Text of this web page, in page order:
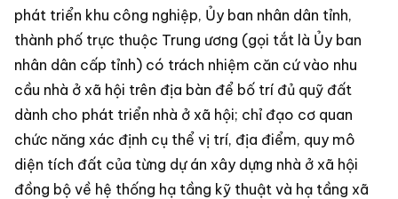
phát triển khu công nghiệp, Ủy ban nhân dân tỉnh,
thành phố trực thuộc Trung ương (gọi tắt là Ủy ban
nhân dân cấp tỉnh) có trách nhiệm căn cứ vào nhu
cầu nhà ở xã hội trên địa bàn để bố trí đủ quỹ đất
dành cho phát triển nhà ở xã hội; chỉ đạo cơ quan
chức năng xác định cụ thể vị trí, địa điểm, quy mô
diện tích đất của từng dự án xây dựng nhà ở xã hội
đồng bộ về hệ thống hạ tầng kỹ thuật và hạ tầng xã